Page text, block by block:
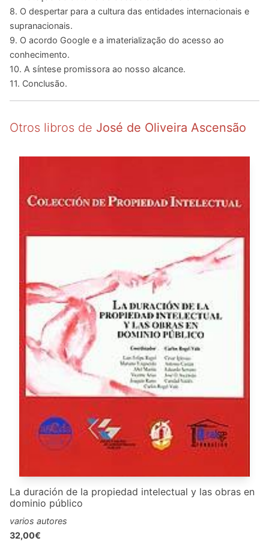
8. O despertar para a cultura das entidades internacionais e
supranacionais.
9. O acordo Google e a imaterialização do acesso ao
conhecimento.
10. A síntese promissora ao nosso alcance.
11. Conclusão.
Otros libros de José de Oliveira Ascensão
La duración de la propiedad intelectual y las obras en
dominio público
varios autores
32,00€